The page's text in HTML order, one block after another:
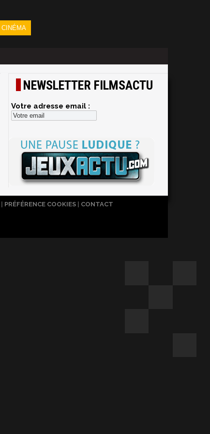
CINÉMA
NEWSLETTER FILMSACTU
Votre adresse email :
PRÉFÉRENCE COOKIES CONTACT